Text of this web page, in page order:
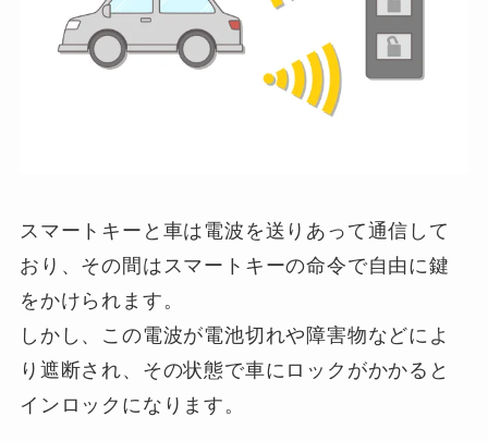
スマートキーと車は電波を送りあって通信して
おり、その間はスマートキーの命令で自由に鍵
をかけられます。
しかし、この電波が電池切れや障害物などによ
り遮断され、その状態で車にロックがかかると
インロックになります。